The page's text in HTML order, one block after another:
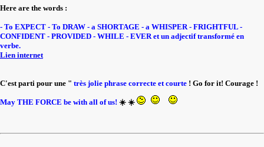
Here are the words :
- To EXPECT - To DRAW - a SHORTAGE - a WHISPER - FRIGHTFUL -
CONFIDENT - PROVIDED - WHILE - EVER et un adjectif transformé en
verbe.
Lien internet
C'est parti pour une " très jolie phrase correcte et courte ! Go for it! Courage !
May THE FORCE be with all of us! ☀️ ☀️